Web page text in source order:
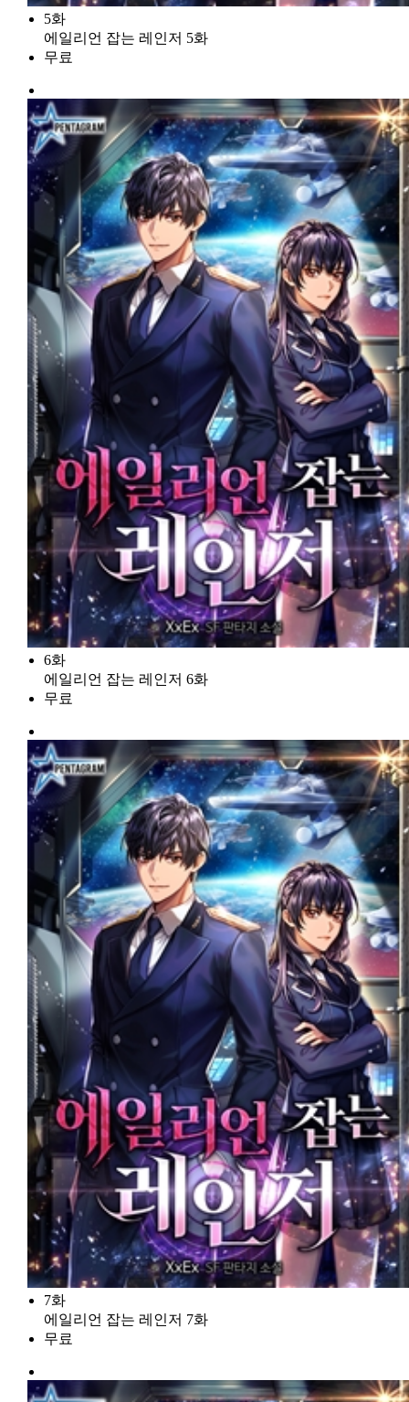
5화
에일리언 잡는 레인저 5화
무료
6화
에일리언 잡는 레인저 6화
무료
7화
에일리언 잡는 레인저 7화
무료